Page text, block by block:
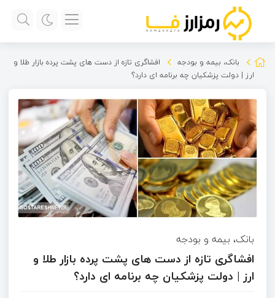
بانک، بیمه و بودجه
افشاگری تازه از دست های پشت پرده بازار طلا و
ارز | دولت پزشکیان چه برنامه ای دارد؟
بانک، بیمه و بودجه
افشاگری تازه از دست های پشت پرده بازار طلا و
ارز | دولت پزشکیان چه برنامه ای دارد؟